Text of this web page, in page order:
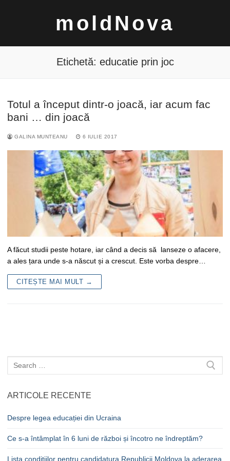
moldNova
Caută
Etichetă: educatie prin joc
Totul a început dintr-o joacă, iar acum fac
bani … din joacă
GALINA MUNTEANU 6 IULIE 2017
A făcut studii peste hotare, iar când a decis să lanseze o afacere,
a ales țara unde s-a născut și a crescut. Este vorba despre…
CITEȘTE MAI MULT →
Caută
după:
ARTICOLE RECENTE
Despre legea educației din Ucraina
Ce s-a întâmplat în 6 luni de război și încotro ne îndreptăm?
Lista condițiilor pentru candidatura Republicii Moldova la aderarea